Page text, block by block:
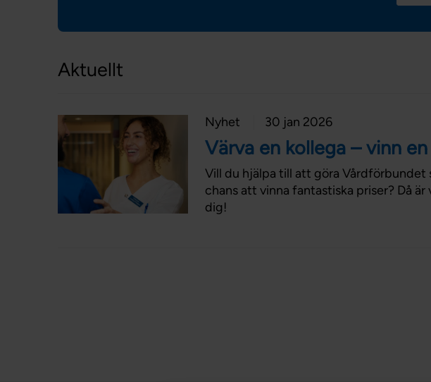
Aktuellt
Nyhet 30 jan 2026
Värva en kollega – vinn
Vill du hjälpa till att göra Vårdförbundet
chans att vinna fantastiska priser? Då
dig!